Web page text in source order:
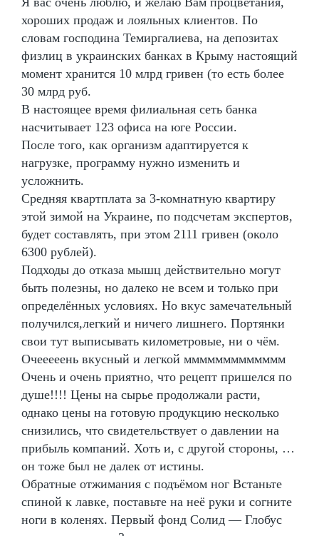
хороших продаж и лояльных клиентов. По
словам господина Темиргалиева, на депозитах
физлиц в украинских банках в Крыму настоящий
момент хранится 10 млрд гривен (то есть более
30 млрд руб.
В настоящее время филиальная сеть банка
насчитывает 123 офиса на юге России.
После того, как организм адаптируется к
нагрузке, программу нужно изменить и
усложнить.
Средняя квартплата за 3-комнатную квартиру
этой зимой на Украине, по подсчетам экспертов,
будет составлять, при этом 2111 гривен (около
6300 рублей).
Подходы до отказа мышц действительно могут
быть полезны, но далеко не всем и только при
определённых условиях. Но вкус замечательный
получился,легкий и ничего лишнего. Портянки
свои тут выписывать километровые, ни о чём.
Очееееень вкусный и легкой ммммммммммммм
Очень и очень приятно, что рецепт пришелся по
душе!!!! Цены на сырье продолжали расти,
однако цены на готовую продукцию несколько
снизились, что свидетельствует о давлении на
прибыль компаний. Хоть и, с другой стороны, …
он тоже был не далек от истины.
Обратные отжимания с подъёмом ног Встаньте
спиной к лавке, поставьте на неё руки и согните
ноги в коленях. Первый фонд Солид — Глобус